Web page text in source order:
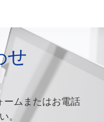
せ
ームまたはお電話
。